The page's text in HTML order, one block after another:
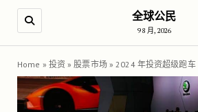
全球公民
9 8 月, 2026
Home » 投资 » 股票市场 » 2024 年投资超级跑车